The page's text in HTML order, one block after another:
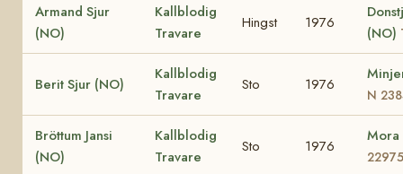
Armand Sjur
(NO)
Kallblodig
Travare
Hingst 1976
(NO)
Berit Sjur (NO)
Kallblodig
Travare
Sto 1976
N
Bröttum Jansi
(NO)
Kallblodig
Travare
Sto 1976
22975